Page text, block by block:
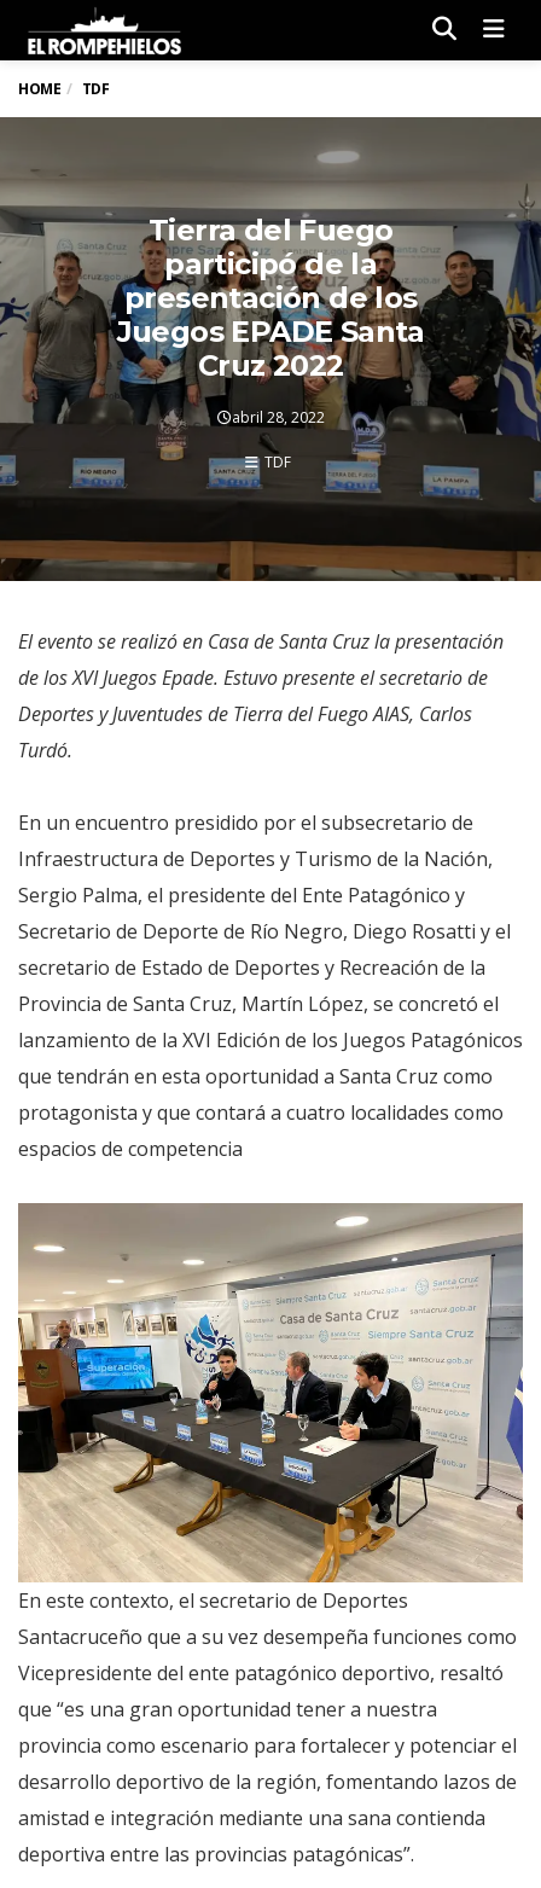
HOME TDF
Tierra del Fuego
participó de la
presentación de los
Juegos EPADE Santa
Cruz 2022
abril 28, 2022
TDF
El evento se realizó en Casa de Santa Cruz la presentación
de los XVI Juegos Epade. Estuvo presente el secretario de
Deportes y Juventudes de Tierra del Fuego AIAS, Carlos
Turdó.
En un encuentro presidido por el subsecretario de
Infraestructura de Deportes y Turismo de la Nación,
Sergio Palma, el presidente del Ente Patagónico y
Secretario de Deporte de Río Negro, Diego Rosatti y el
secretario de Estado de Deportes y Recreación de la
Provincia de Santa Cruz, Martín López, se concretó el
lanzamiento de la XVI Edición de los Juegos Patagónicos
que tendrán en esta oportunidad a Santa Cruz como
protagonista y que contará a cuatro localidades como
espacios de competencia
En este contexto, el secretario de Deportes
Santacruceño que a su vez desempeña funciones como
Vicepresidente del ente patagónico deportivo, resaltó
que “es una gran oportunidad tener a nuestra
provincia como escenario para fortalecer y potenciar el
desarrollo deportivo de la región, fomentando lazos de
amistad e integración mediante una sana contienda
deportiva entre las provincias patagónicas”.